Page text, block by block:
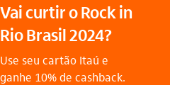
Vai curtir o Rock in
Rio Brasil 2024?
Use seu cartão Itaú e
ganhe 10% de cashback.